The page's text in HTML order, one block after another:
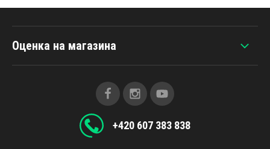
Оценка на магазина
+420 607 383 838